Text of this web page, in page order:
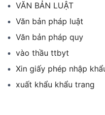
VĂN BẢN LUẬT
Văn bản pháp luật
Văn bản pháp quy
vào thầu ttbyt
Xin giấy phép nhập
xuất khẩu khẩu trang